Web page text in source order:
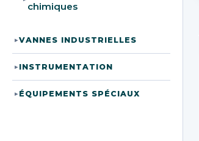
chimiques
▸VANNES INDUSTRIELLES
▸INSTRUMENTATION
▸ÉQUIPEMENTS SPÉCIAUX